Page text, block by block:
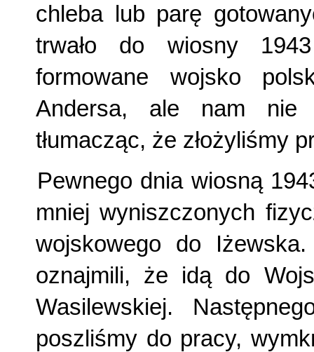
chleba lub parę
trwało do wiosny
formowane wojsko
Andersa, ale nam nie
tłumacząc, że złożyliśmy
Pewnego dnia wiosną
mniej wyniszczonych
wojskowego do
oznajmili, że idą do
Wasilewskiej.
poszliśmy do pracy,